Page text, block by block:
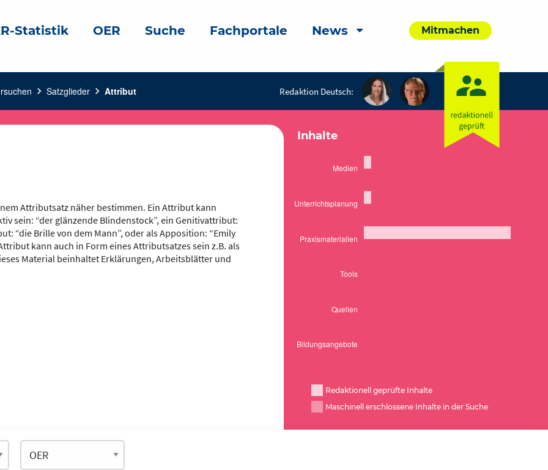
Statistik OER Suche Fachportale News Mitmachen
chevron_right Satzglieder chevron_right Attribut Redaktion Deutsch:
Attributsatz näher bestimmen. Ein Attribut kann
sein: “der glänzende Blindenstock”, ein Genitivattribut:
“die Brille von dem Mann”, oder als Apposition: “Emily
kann auch in Form eines Attributsatzes sein z.B. als
Material beinhaltet Erklärungen, Arbeitsblätter und
Inhalte
Redaktionell geprüfte Inhalte
Maschinell erschlossene Inhalte in der Suche